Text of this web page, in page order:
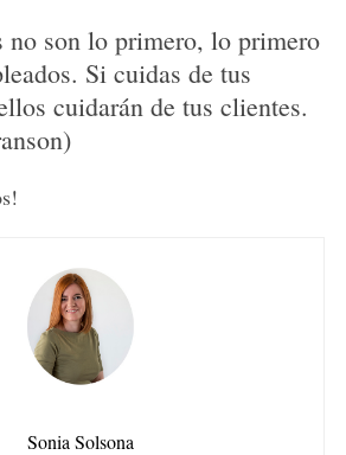
no son lo primero, lo primero
Si cuidas de tus
cuidarán de tus clientes.
Sonia Solsona